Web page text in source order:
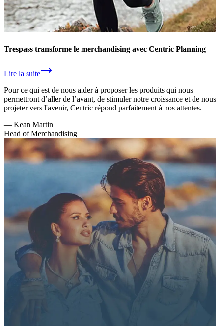
Trespass transforme le merchandising avec Centric Planning
Lire la suite
Pour ce qui est de nous aider à proposer les produits qui nous
permettront d’aller de l’avant, de stimuler notre croissance et de nous
projeter vers l'avenir, Centric répond parfaitement à nos attentes.
— Kean Martin
Head of Merchandising